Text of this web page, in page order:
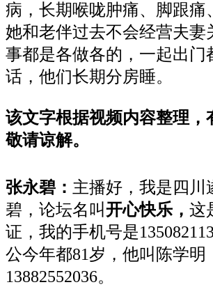
病，长期喉咙肿痛、脚跟痛
她和老伴过去不会经营夫妻
事都是各做各的，一起出门
话，他们长期分房睡。
该文字根据视频内容整理，
敬请谅解。
张永碧： 主播好，我是四川
碧，论坛名叫开心快乐 ， 这
证，我的手机号是
公今年都81岁，他叫陈学明
13882552036。